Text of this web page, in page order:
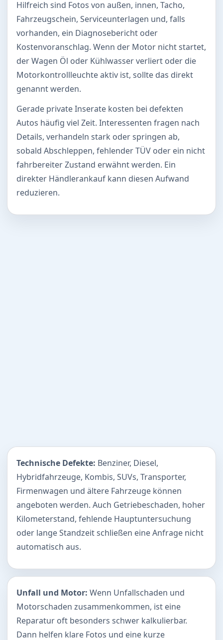
Hilfreich sind Fotos von außen, innen, Tacho,
Fahrzeugschein, Serviceunterlagen und, falls
vorhanden, ein Diagnosebericht oder
Kostenvoranschlag. Wenn der Motor nicht startet,
der Wagen Öl oder Kühlwasser verliert oder die
Motorkontrollleuchte aktiv ist, sollte das direkt
genannt werden.
Gerade private Inserate kosten bei defekten
Autos häufig viel Zeit. Interessenten fragen nach
Details, verhandeln stark oder springen ab,
sobald Abschleppen, fehlender TÜV oder ein nicht
fahrbereiter Zustand erwähnt werden. Ein
direkter Händlerankauf kann diesen Aufwand
reduzieren.
Technische Defekte: Benziner, Diesel,
Hybridfahrzeuge, Kombis, SUVs, Transporter,
Firmenwagen und ältere Fahrzeuge können
angeboten werden. Auch Getriebeschaden, hoher
Kilometerstand, fehlende Hauptuntersuchung
oder lange Standzeit schließen eine Anfrage nicht
automatisch aus.
Unfall und Motor: Wenn Unfallschaden und
Motorschaden zusammenkommen, ist eine
Reparatur oft besonders schwer kalkulierbar.
Dann helfen klare Fotos und eine kurze